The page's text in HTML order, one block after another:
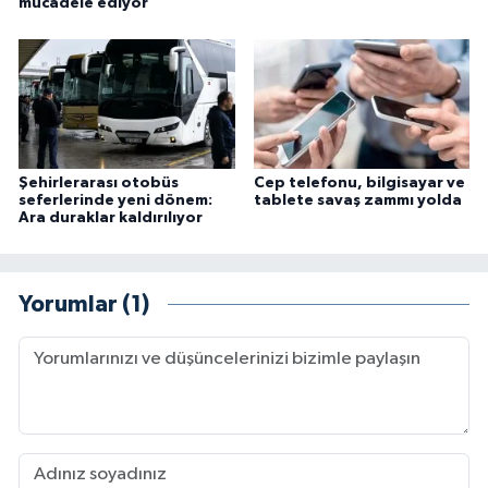
mücadele ediyor
Şehirlerarası otobüs
seferlerinde yeni dönem:
Ara duraklar kaldırılıyor
Cep telefonu, bilgisayar ve
tablete savaş zammı yolda
Yorumlar (1)